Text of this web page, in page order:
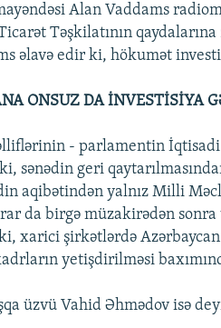
Alan Vaddams
Təşkilatının
əlavə edir ki, hökumət
ONSUZ DA İNVESTİSİYA
- parlamentin
sənədin geri
aqibətindən yalnız Milli
da birgə müzakirədən
xarici şirkətlərdə
yetişdirilməsi
üzvü Vahid Əhmədov isə